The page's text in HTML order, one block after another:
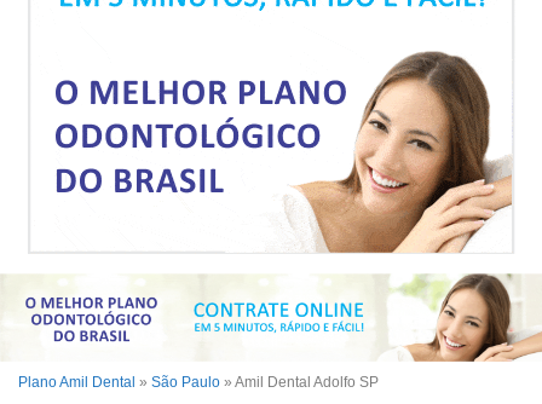
Plano Amil Dental » São Paulo » Amil Dental Adolfo SP